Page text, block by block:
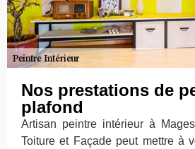
Nos prestations de
plafond
Artisan peintre intérieur à
Toiture et Façade peut mettre à